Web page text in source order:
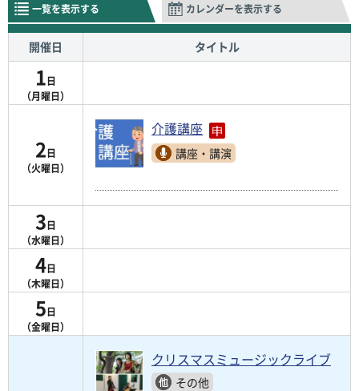
一覧を表示する
カレンダーを表示する
開催日 タイトル
1日
（月曜日）
2日
（火曜日）
介護講座
講座・講演
3日
（水曜日）
4日
（木曜日）
5日
（金曜日）
クリスマスミュージックライブ
その他